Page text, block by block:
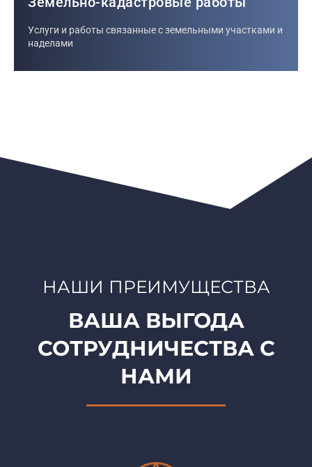
Услуги и работы связанные с земельными участками и
наделами
НАШИ ПРЕИМУЩЕСТВА
ВАША ВЫГОДА
СОТРУДНИЧЕСТВА С
НАМИ